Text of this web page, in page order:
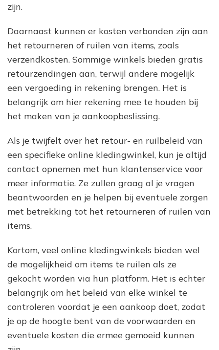
zijn.
Daarnaast kunnen er kosten verbonden zijn aan
het retourneren of ruilen van items, zoals
verzendkosten. Sommige winkels bieden gratis
retourzendingen aan, terwijl andere mogelijk
een vergoeding in rekening brengen. Het is
belangrijk om hier rekening mee te houden bij
het maken van je aankoopbeslissing.
Als je twijfelt over het retour- en ruilbeleid van
een specifieke online kledingwinkel, kun je altijd
contact opnemen met hun klantenservice voor
meer informatie. Ze zullen graag al je vragen
beantwoorden en je helpen bij eventuele zorgen
met betrekking tot het retourneren of ruilen van
items.
Kortom, veel online kledingwinkels bieden wel
de mogelijkheid om items te ruilen als ze
gekocht worden via hun platform. Het is echter
belangrijk om het beleid van elke winkel te
controleren voordat je een aankoop doet, zodat
je op de hoogte bent van de voorwaarden en
eventuele kosten die ermee gemoeid kunnen